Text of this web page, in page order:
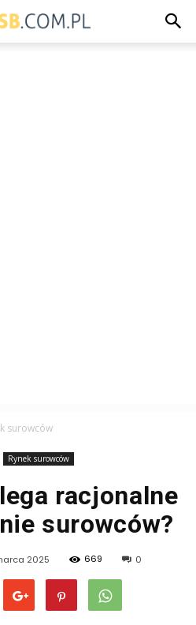
surowców
Rynek surowców
racjonalne
surowców?
2025 669 0